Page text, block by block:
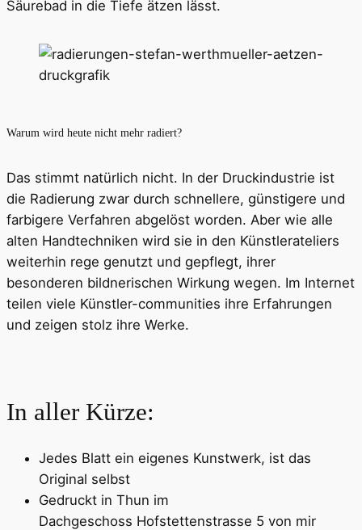
Säurebad in die Tiefe ätzen lässt.
Warum wird heute nicht mehr radiert?
Das stimmt natürlich nicht. In der Druckindustrie ist
die Radierung zwar durch schnellere, günstigere und
farbigere Verfahren abgelöst worden. Aber wie alle
alten Handtechniken wird sie in den Künstlerateliers
weiterhin rege genutzt und gepflegt, ihrer
besonderen bildnerischen Wirkung wegen. Im Internet
teilen viele Künstler-communities ihre Erfahrungen
und zeigen stolz ihre Werke.
In aller Kürze:
Jedes Blatt ein eigenes Kunstwerk, ist das
Original selbst
Gedruckt in Thun im
Dachgeschoss Hofstettenstrasse 5 von mir